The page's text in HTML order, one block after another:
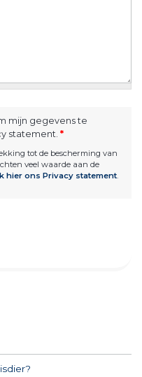
mijn gegevens te
statement. *
tot de bescherming van
veel waarde aan de
hier ons Privacy statement.